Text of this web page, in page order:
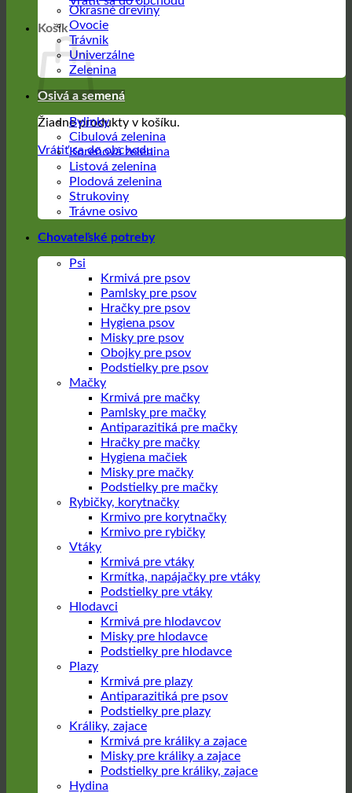
Košík
Žiadne produkty v košíku.
Vrátiť sa do obchodu
Okrasné dreviny
Ovocie
Trávnik
Univerzálne
Zelenina
Osivá a semená
Bylinky
Cibulová zelenina
Koreňová zelenina
Listová zelenina
Plodová zelenina
Strukoviny
Trávne osivo
Chovateľské potreby
Psi
Krmivá pre psov
Pamlsky pre psov
Hračky pre psov
Hygiena psov
Misky pre psov
Obojky pre psov
Podstielky pre psov
Mačky
Krmivá pre mačky
Pamlsky pre mačky
Antiparazitiká pre mačky
Hračky pre mačky
Hygiena mačiek
Misky pre mačky
Podstielky pre mačky
Rybičky, korytnačky
Krmivo pre korytnačky
Krmivo pre rybičky
Vtáky
Krmivá pre vtáky
Krmítka, napájačky pre vtáky
Podstielky pre vtáky
Hlodavci
Krmivá pre hlodavcov
Misky pre hlodavce
Podstielky pre hlodavce
Plazy
Krmivá pre plazy
Antiparazitiká pre psov
Podstielky pre plazy
Králiky, zajace
Krmivá pre králiky a zajace
Misky pre králiky a zajace
Podstielky pre králiky, zajace
Hydina